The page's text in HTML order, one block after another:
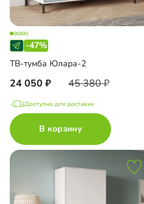
-47%
ТВ-тумба Юлара-2
24 050 45 380
Доступно для доставки
В корзину